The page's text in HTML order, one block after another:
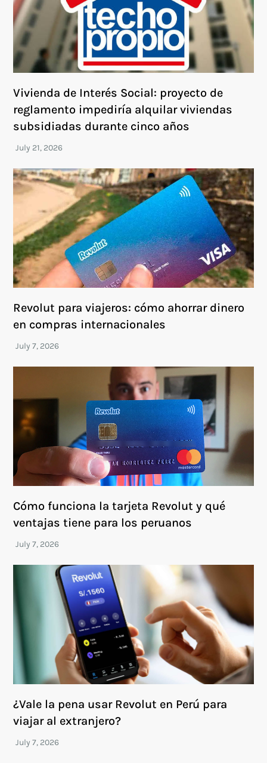
Vivienda de Interés Social: proyecto de
reglamento impediría alquilar viviendas
subsidiadas durante cinco años
Revolut para viajeros: cómo ahorrar dinero
en compras internacionales
Cómo funciona la tarjeta Revolut y qué
ventajas tiene para los peruanos
¿Vale la pena usar Revolut en Perú para
viajar al extranjero?